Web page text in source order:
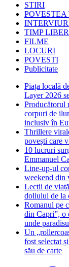
STIRI
POVESTEA
TIMP LIBER
FILME
LOCURI
POVESTI
Publicitate
Piața locală
Layer 2026
Producătorul
corpuri de
inclusiv în
Thrillere
povești care
10 lucruri
Emmanuel
Line-up-ul
weekend din
Lecții de
doliului de la
Romanul pe
din Capri”, o
unde
Un
fost selectat
său de carte